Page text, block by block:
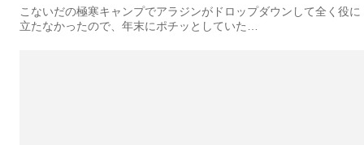
こないだの極寒キャンプでアラジンがドロップダウンして全く役に
立たなかったので、年末にポチッとしていた…